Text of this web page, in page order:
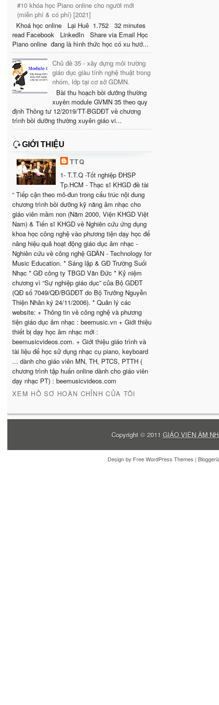
#10 khóa học Piano online cho người mới
(miễn phí & có phí) [2021]
Khoá học online Lại Huê 1.752 32 minutes
read Facebook LinkedIn Share via Email Học
Piano online đang là hình thức học có xu hướ...
Chủ đề 35 - xây dựng môi trường
giáo dục giàu tính nghệ thuật trong
nhóm, lớp tại cơ sở GDMN.
Bài thu hoạch bồi dưỡng thường
xuyên module GVMN 35 theo quy
định Thông tư 12/2019/TT-BGDĐT về chương
trình bồi dưỡng thường xuyên giáo vi...
GIỚI THIỆU
TTQ
1- T.T.Q -Tốt nghiệp ĐHSP
Tp.HCM - Thạc sĩ KHGD đề tài
“ Tiếp cận theo mô-đun trong cấu trúc nội dung
chương trình bồi dưỡng kỹ năng âm nhạc cho
giáo viên mầm non (Năm 2000, Viện KHGD Việt
Nam) & Tiến sĩ KHGD về Nghiên cứu ứng dụng
khoa học công nghệ vào phương tiện dạy học để
nâng hiệu quả hoạt động giáo dục âm nhạc -
Nghiên cứu về công nghệ GDÂN - Technology for
Music Education. * Sáng lập & GĐ Trường Suối
Nhạc * GĐ công ty TBGD Văn Đức * Kỷ niệm
chương vì “Sự nghiệp giáo dục” của Bộ GDĐT
(QĐ số 7049/QĐ/BGDĐT do Bộ Trưởng Nguyễn
Thiện Nhân ký 24/11/2006). * Quản lý các
website: + Thông tin về công nghệ và phương
tiện giáo dục âm nhạc : beemusic.vn + Giới thiệu
thiết bị dạy học âm nhạc mới :
beemusicvideos.com. + Giới thiệu giáo trình và
tài liệu để học sử dụng nhạc cụ piano, keyboard
... dành cho giáo viên MN, TH, PTCS, PTTH (
chương trình tập huấn online dành cho giáo viên
dạy nhạc PT) : beemusicvideos.com
XEM HỒ SƠ HOÀN CHỈNH CỦA TÔI
Copyright © 2011 GIÁO VIÊN ÂM
Design by Free WordPress Themes |